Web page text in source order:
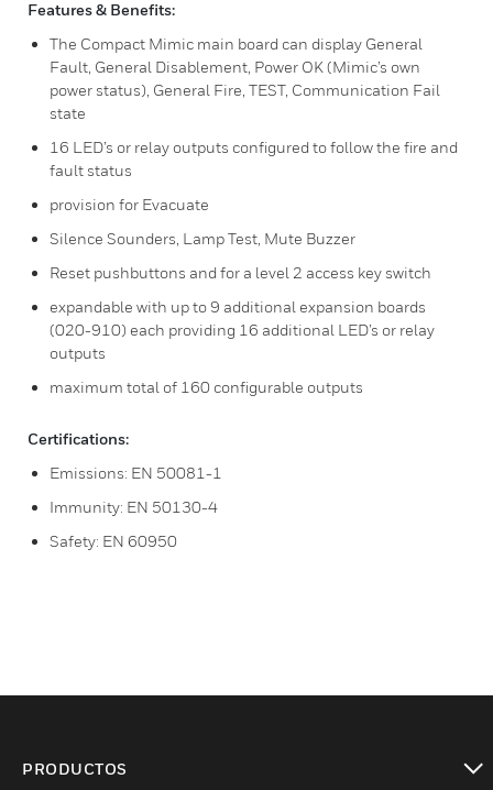
Features & Benefits:
The Compact Mimic main board can display General
Fault, General Disablement, Power OK (Mimic’s own
power status), General Fire, TEST, Communication Fail
state
16 LED’s or relay outputs configured to follow the fire and
fault status
provision for Evacuate
Silence Sounders, Lamp Test, Mute Buzzer
Reset pushbuttons and for a level 2 access key switch
expandable with up to 9 additional expansion boards
(020-910) each providing 16 additional LED’s or relay
outputs
maximum total of 160 configurable outputs
Certifications:
Emissions: EN 50081-1
Immunity: EN 50130-4
Safety: EN 60950
PRODUCTOS